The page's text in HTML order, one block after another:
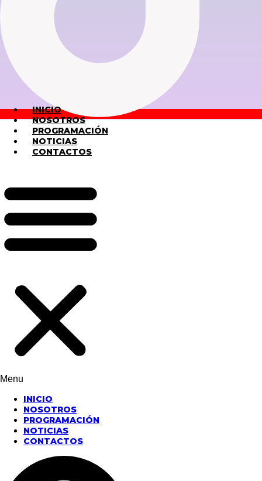
INICIO
NOSOTROS
PROGRAMACIÓN
NOTICIAS
CONTACTOS
Menu
INICIO
NOSOTROS
PROGRAMACIÓN
NOTICIAS
CONTACTOS